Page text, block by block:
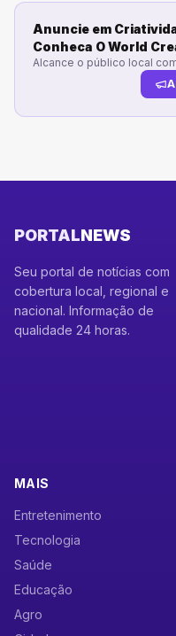
Anuncie em
Conheca O World
Alcance o público local
PORTALNEWS
Seu portal de notícias com
cobertura local, regional e
nacional. Informação de
qualidade 24 horas.
MAIS
Entretenimento
Tecnologia
Saúde
Educação
Agro